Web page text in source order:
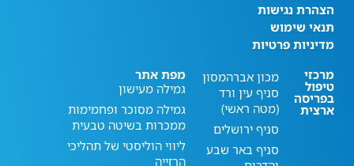
הצהרת נגישות
תנאי שימוש
מדיניות פרטיות
מרכזי
טיפול
בפריסה
ארצית
מכון אברהמסון
סניף עין ורד
(מטה ראשי)
סניף ירושלים
סניף באר שבע
מפת אתר
גמילה מעישון
גמילה מסוכר ופחמימות
ממכרות בשיטה טבעית
ליווי הוליסטי של תהליכי
הרזייה